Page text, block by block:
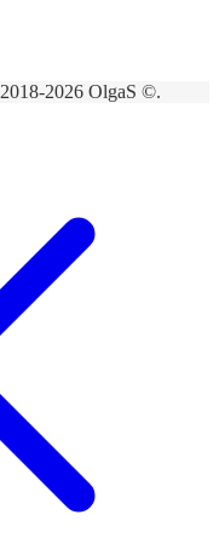
2018-2026 OlgaS ©.